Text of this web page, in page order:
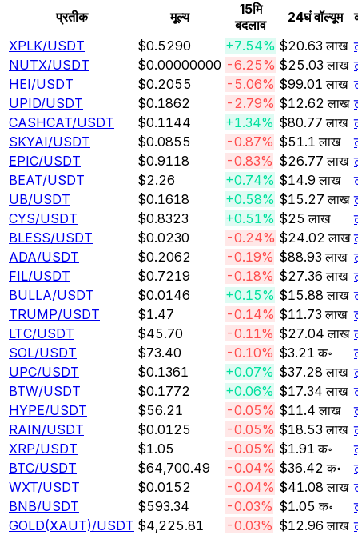
प्रतीक
मूल्य
15मि
बदलाव
24घं वॉल्यूम
XPLK/USDT $0.5290 +7.54% $20.63 लाख
NUTX/USDT $0.00000000 -6.25% $25.03 लाख
HEI/USDT $0.2055 -5.06% $99.01 लाख
UPID/USDT $0.1862 -2.79% $12.62 लाख
CASHCAT/USDT $0.1144 +1.34% $80.77 लाख
SKYAI/USDT $0.0855 -0.87% $51.1 लाख
EPIC/USDT $0.9118 -0.83% $26.77 लाख
BEAT/USDT $2.26 +0.74% $14.9 लाख
UB/USDT $0.1618 +0.58% $15.27 लाख
CYS/USDT $0.8323 +0.51% $25 लाख
BLESS/USDT $0.0230 -0.24% $24.02 लाख
ADA/USDT $0.2062 -0.19% $88.93 लाख
FIL/USDT $0.7219 -0.18% $27.36 लाख
BULLA/USDT $0.0146 +0.15% $15.88 लाख
TRUMP/USDT $1.47 -0.14% $11.73 लाख
LTC/USDT $45.70 -0.11% $27.04 लाख
SOL/USDT $73.40 -0.10% $3.21 क॰
UPC/USDT $0.1361 +0.07% $37.28 लाख
BTW/USDT $0.1772 +0.06% $17.34 लाख
HYPE/USDT $56.21 -0.05% $11.4 लाख
RAIN/USDT $0.0125 -0.05% $18.53 लाख
XRP/USDT $1.05 -0.05% $1.91 क॰
BTC/USDT $64,700.49 -0.04% $36.42 क॰
WXT/USDT $0.0152 -0.04% $41.08 लाख
BNB/USDT $593.34 -0.03% $1.05 क॰
GOLD(XAUT)/USDT $4,225.81 -0.03% $12.96 लाख